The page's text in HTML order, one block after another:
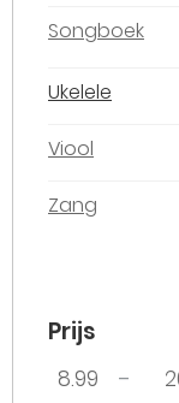
Songboek
Ukelele
Viool
Zang
Prijs
–